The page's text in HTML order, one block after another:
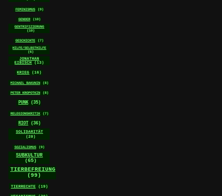
FEMINISMUS (9)
GENDER
(10)
GENTRIFIZIERUNG
(10)
GESCHICHTE
(7)
HILFE/SELBSTHILFE
(6)
JONATHAN
EIBISCH
(13)
KRIEG (16)
MICHAEL BAKUNIN (8)
PETER KROPOTKIN (8)
PUNK (35)
RELEGIONSKRITIK (7)
RIOT (36)
SOLIDARITÄT
(20)
SOZIALISMUS (9)
SUBKULTUR
(65)
TIERBEFREIUNG
(99)
TIERRECHTE (19)